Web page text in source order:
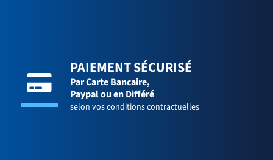
PAIEMENT SÉCURISÉ
Par Carte Bancaire,
Paypal ou en Différé
selon vos conditions contractuelles